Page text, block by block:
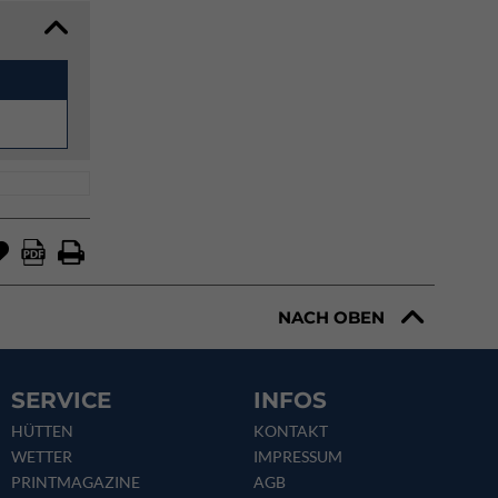
NACH OBEN
SERVICE
HÜTTEN
WETTER
PRINTMAGAZINE
INFOS
KONTAKT
IMPRESSUM
AGB